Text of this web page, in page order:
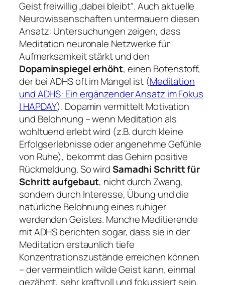
Geist freiwillig „dabei bleibt“. Auch aktuelle
Neurowissenschaften untermauern diesen
Ansatz: Untersuchungen zeigen, dass
Meditation neuronale Netzwerke für
Aufmerksamkeit stärkt und den
Dopaminspiegel erhöht, einen Botenstoff,
der bei ADHS oft im Mangel ist (Meditation
und ADHS: Ein ergänzender Ansatz im Fokus
| HAPDAY). Dopamin vermittelt Motivation
und Belohnung – wenn Meditation als
wohltuend erlebt wird (z.B. durch kleine
Erfolgserlebnisse oder angenehme Gefühle
von Ruhe), bekommt das Gehirn positive
Rückmeldung. So wirdSamadhi Schritt für
Schritt aufgebaut, nicht durch Zwang,
sondern durch Interesse, Übung und die
natürliche Belohnung eines ruhiger
werdenden Geistes. Manche Meditierende
mit ADHS berichten sogar, dass sie in der
Meditation erstaunlich tiefe
Konzentrationszustände erreichen können
– der vermeintlich wilde Geist kann, einmal
gezähmt, sehr kraftvoll und fokussiert sein.